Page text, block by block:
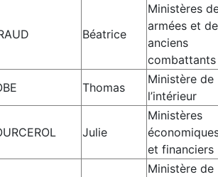
Béatrice
Ministères
armées et
anciens
combattants
Thomas
Ministère de
l’intérieur
Julie
Ministères
et financiers
Ministère de